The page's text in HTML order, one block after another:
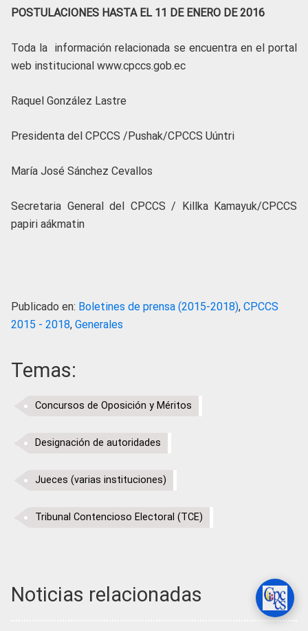
POSTULACIONES HASTA EL 11 DE ENERO DE 2016
Toda la información relacionada se encuentra en el portal
web institucional www.cpccs.gob.ec
Raquel González Lastre
Presidenta del CPCCS /Pushak/CPCCS Uúntri
María José Sánchez Cevallos
Secretaria General del CPCCS / Killka Kamayuk/CPCCS
papiri aákmatin
Publicado en: Boletines de prensa (2015-2018), CPCCS
2015 - 2018, Generales
Temas:
Concursos de Oposición y Méritos
Designación de autoridades
Jueces (varias instituciones)
Tribunal Contencioso Electoral (TCE)
Noticias relacionadas